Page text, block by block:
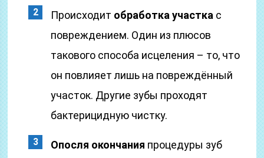
Происходит обработка участка с
повреждением. Один из плюсов
такового способа исцеления – то, что
он повлияет лишь на повреждённый
участок. Другие зубы проходят
бактерицидную чистку.
Опосля окончания процедуры зуб